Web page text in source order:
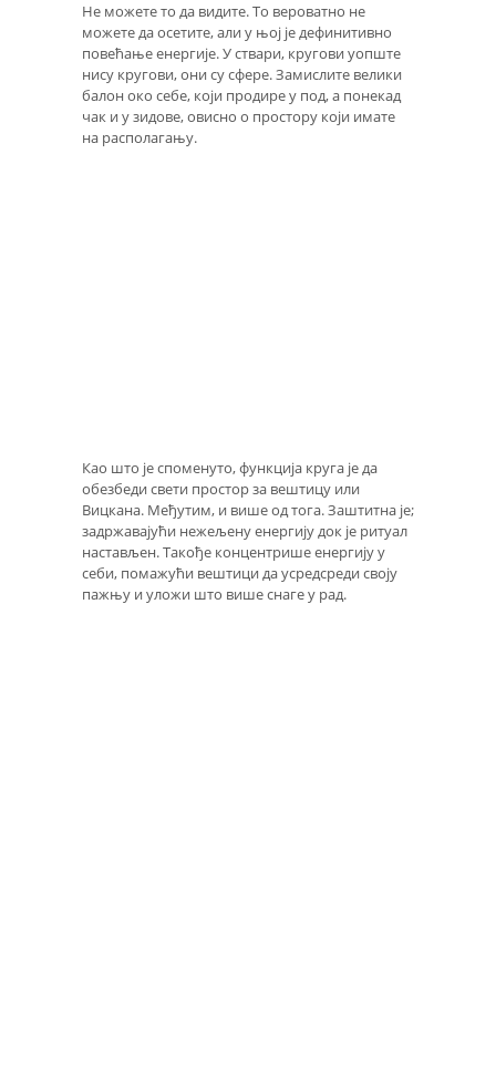
Не можете то да видите. То вероватно не
можете да осетите, али у њој је дефинитивно
повећање енергије. У ствари, кругови уопште
нису кругови, они су сфере. Замислите велики
балон око себе, који продире у под, а понекад
чак и у зидове, овисно о простору који имате
на располагању.
Као што је споменуто, функција круга је да
обезбеди свети простор за вештицу или
Вицкана. Међутим, и више од тога. Заштитна је;
задржавајући нежељену енергију док је ритуал
настављен. Такође концентрише енергију у
себи, помажући вештици да усредсреди своју
пажњу и уложи што више снаге у рад.